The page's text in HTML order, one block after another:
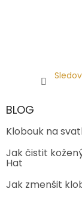
BLOG
Klobouk na
Jak čistit
Hat
Jak zmenšit